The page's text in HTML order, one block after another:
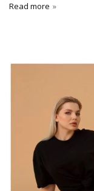
Read more